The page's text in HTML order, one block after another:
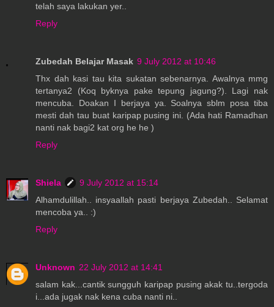
telah saya lakukan yer..
Reply
Zubedah Belajar Masak 9 July 2012 at 10:46
Thx dah kasi tau kita sukatan sebenarnya. Awalnya mmg
tertanya2 (Koq byknya pake tepung jagung?). Lagi nak
mencuba. Doakan I berjaya ya. Soalnya sblm posa tiba
mesti dah tau buat karipap pusing ini. (Ada hati Ramadhan
nanti nak bagi2 kat org he he )
Reply
Shiela
9 July 2012 at 15:14
Alhamdulillah.. insyaallah pasti berjaya Zubedah.. Selamat
mencoba ya.. :)
Reply
Unknown 22 July 2012 at 14:41
salam kak...cantik sungguh karipap pusing akak tu..tergoda
i...ada jugak nak kena cuba nanti ni..